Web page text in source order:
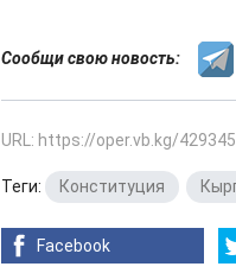
Сообщи свою новость:
URL: https://oper.vb.kg/429345
Теги: Конституция
Facebook